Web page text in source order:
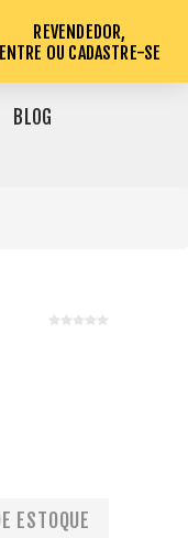
REVENDEDOR,
ENTRE OU CADASTRE-SE
BLOG
ESTOQUE